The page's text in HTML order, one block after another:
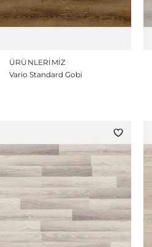
ÜRÜNLERIMIZ
Vario Standard Gobi